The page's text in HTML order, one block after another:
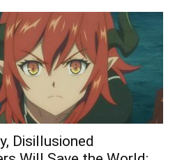
Disillusioned